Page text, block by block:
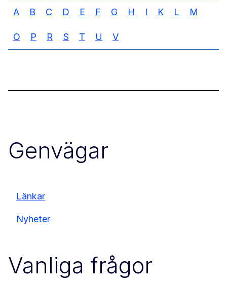
A B C D E F G H I K L M
O P R S T U V
Genvägar
Länkar
Nyheter
Vanliga frågor